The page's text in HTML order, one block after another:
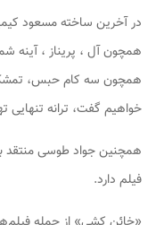
در آخرین ساخته مسعود
همچون آل ، پریناز ، آینه
خواهیم گفت، ترانه تنهایی
همچنین جواد طوسی منتقد
فیلم دارد.